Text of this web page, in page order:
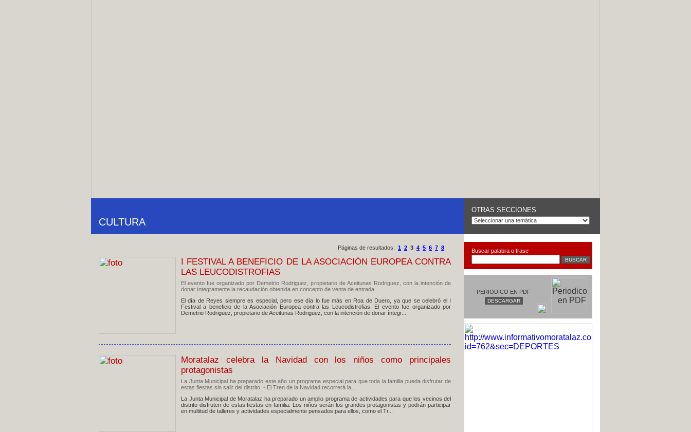
CULTURA
OTRAS SECCIONES
Páginas de resultados: 1 2 3 4 5 6 7 8
I FESTIVAL A BENEFICIO DE LA ASOCIACIÓN EUROPEA CONTRA
LAS LEUCODISTROFIAS
El evento fue organizado por Demetrio Rodriguez, propietario de Aceitunas Rodriguez, con la intención de
donar íntegramente la recaudación obtenida en concepto de venta de entrada...
El día de Reyes siempre es especial, pero ese día lo fue más en Roa de Duero, ya que se celebró el I
Festival a beneficio de la Asociación Europea contra las Leucodistrofias. El evento fue organizado por
Demetrio Rodriguez, propietario de Aceitunas Rodriguez, con la intención de donar íntegr...
Moratalaz celebra la Navidad con los niños como principales
protagonistas
La Junta Municipal ha preparado este año un programa especial para que toda la familia pueda disfrutar de
estas fiestas sin salir del distrito. - El Tren de la Navidad recorrerá la...
La Junta Municipal de Moratalaz ha preparado un amplio programa de actividades para que los vecinos del
distrito disfruten de estas fiestas en familia. Los niños serán los grandes protagonistas y podrán participar
en multitud de talleres y actividades especialmente pensados para ellos, como el Tr...
Buscar palabra o frase
PERIODICO EN PDF
DESCARGAR